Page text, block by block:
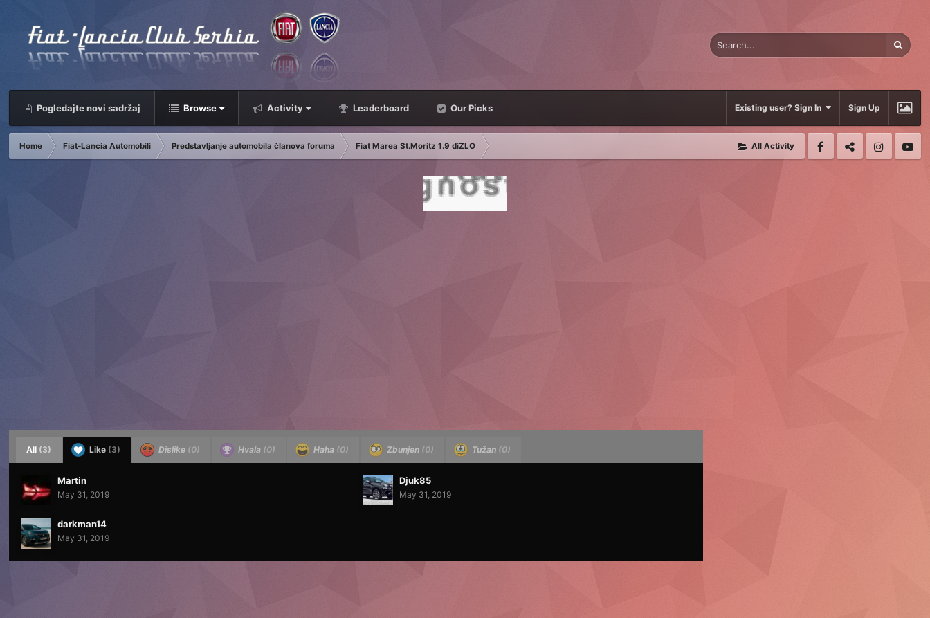
Pogledajte novi sadržaj Browse Activity Leaderboard Our Picks Existing user? Sign In Sign Up
All Activity
Home Fiat-Lancia Automobili Predstavljanje automobila članova foruma Fiat Marea St.Moritz 1.9 diZLO
All (3) Like (3) Dislike (0) Hvala (0) Haha (0) Zbunjen (0) Tužan (0)
Martin
May 31, 2019
Djuk85
May 31, 2019
darkman14
May 31, 2019